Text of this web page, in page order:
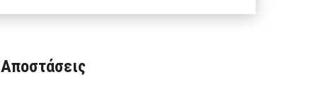
Αποστάσεις